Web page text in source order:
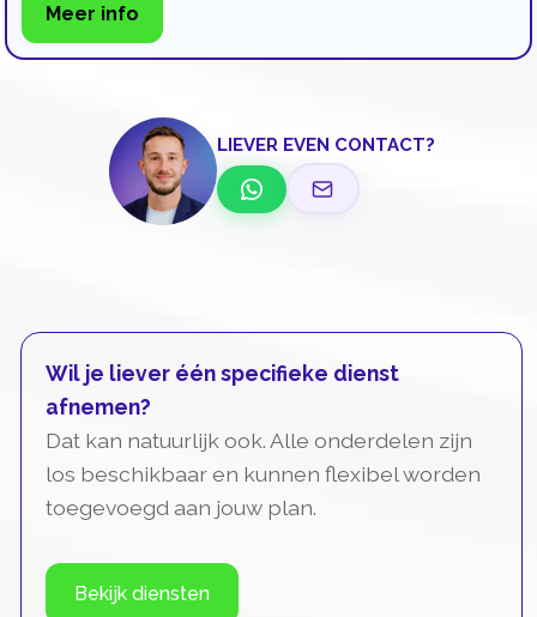
Meer info
LIEVER EVEN CONTACT?
Wil je liever één specifieke dienst
afnemen?
Dat kan natuurlijk ook. Alle onderdelen zijn
los beschikbaar en kunnen flexibel worden
toegevoegd aan jouw plan.
Bekijk diensten